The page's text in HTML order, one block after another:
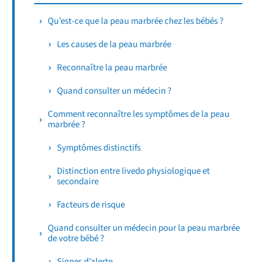
Qu’est-ce que la peau marbrée chez les bébés ?
Les causes de la peau marbrée
Reconnaître la peau marbrée
Quand consulter un médecin ?
Comment reconnaître les symptômes de la peau
marbrée ?
Symptômes distinctifs
Distinction entre livedo physiologique et
secondaire
Facteurs de risque
Quand consulter un médecin pour la peau marbrée
de votre bébé ?